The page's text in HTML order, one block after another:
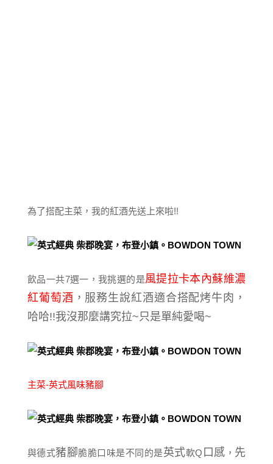
為了搭配主菜，我的紅酒先送上來啦!!
飲品一共7選一，我挑選的是風提拉卡本內蘇維濃
紅葡萄酒 ，服務生說紅酒適合搭配烤牛肉，
哈哈!!我沒那麼講究拉~只是單純愛喝~
主菜-英式風味豬腳
與德式豬腳脆脆口味是不同的是英式軟Q 口感 ， 先